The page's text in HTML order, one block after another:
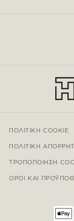
ΠΟΛΙΤΙΚΉ COOKIE
ΠΟΛΙΤΙΚΉ
ΤΡΟΠΟΠΟΊΗΣΗ
ΌΡΟΙ ΚΑΙ